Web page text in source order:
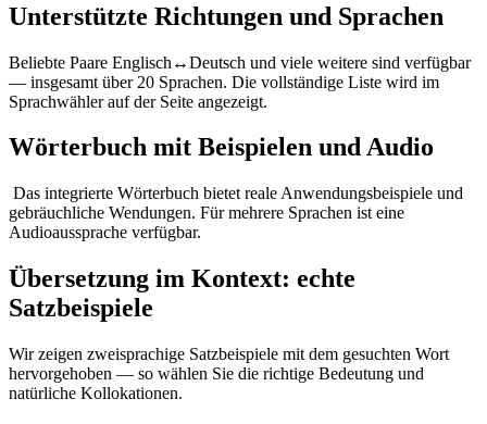
Unterstützte Richtungen und Sprachen
Beliebte Paare Englisch↔Deutsch und viele weitere sind verfügbar
— insgesamt über 20 Sprachen. Die vollständige Liste wird im
Sprachwähler auf der Seite angezeigt.
Wörterbuch mit Beispielen und Audio
Das integrierte Wörterbuch bietet reale Anwendungsbeispiele und
gebräuchliche Wendungen. Für mehrere Sprachen ist eine
Audioaussprache verfügbar.
Übersetzung im Kontext: echte
Satzbeispiele
Wir zeigen zweisprachige Satzbeispiele mit dem gesuchten Wort
hervorgehoben — so wählen Sie die richtige Bedeutung und
natürliche Kollokationen.